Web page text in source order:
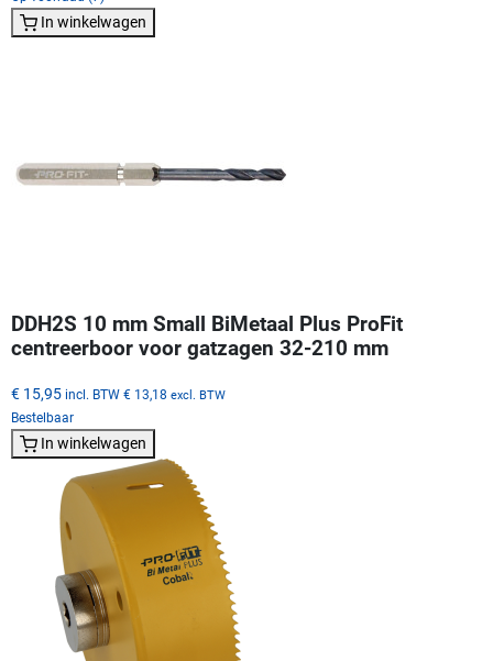
In winkelwagen
DDH2S 10 mm Small BiMetaal Plus ProFit
centreerboor voor gatzagen 32-210 mm
€ 15,95 incl. BTW € 13,18 excl. BTW
Bestelbaar
In winkelwagen